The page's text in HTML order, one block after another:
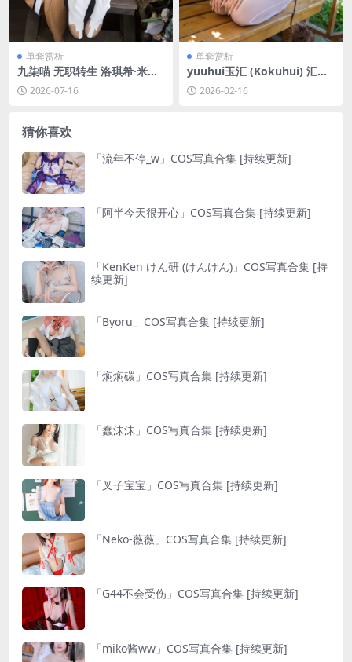
单套赏析
九柒喵 无职转生 洛琪希·米格
路迪亚原皮[36P-416.7M]
2026-07-16
单套赏析
yuuhui玉汇 (Kokuhui) 汇汇
乳业 [114P1V-2.53GB]
2026-02-16
猜你喜欢
「流年不停_w」COS写真合集 [持续更新]
「阿半今天很开心」COS写真合集 [持续更新]
「KenKen けん研 (けんけん)」COS写真合集 [持
续更新]
「Byoru」COS写真合集 [持续更新]
「焖焖碳」COS写真合集 [持续更新]
「蠢沫沫」COS写真合集 [持续更新]
「叉子宝宝」COS写真合集 [持续更新]
「Neko-薇薇」COS写真合集 [持续更新]
「G44不会受伤」COS写真合集 [持续更新]
「miko酱ww」COS写真合集 [持续更新]